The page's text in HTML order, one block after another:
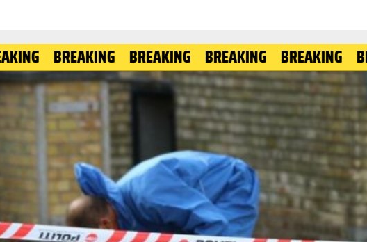
BREAKING BREAKING BREAKING BREAKING BREAKING